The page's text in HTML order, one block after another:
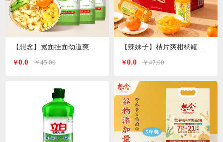
￥0.0 ￥45.00 ￥0.0 ￥47.90